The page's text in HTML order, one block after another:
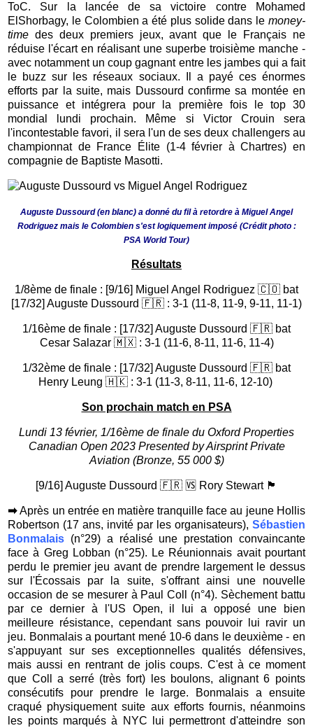
ToC. Sur la lancée de sa victoire contre Mohamed
ElShorbagy, le Colombien a été plus solide dans le money-
time des deux premiers jeux, avant que le Français ne
réduise l'écart en réalisant une superbe troisième manche -
avec notamment un coup gagnant entre les jambes qui a fait
le buzz sur les réseaux sociaux. Il a payé ces énormes
efforts par la suite, mais Dussourd confirme sa montée en
puissance et intégrera pour la première fois le top 30
mondial lundi prochain. Même si Victor Crouin sera
l'incontestable favori, il sera l'un de ses deux challengers au
championnat de France Élite (1-4 février à Chartres) en
compagnie de Baptiste Masotti.
Auguste Dussourd (en blanc) a donné du fil à retordre à Miguel Angel
Rodriguez mais le Colombien s'est logiquement imposé (Crédit photo :
PSA World Tour)
Résultats
1/8ème de finale : [9/16] Miguel Angel Rodriguez 🇨🇴 bat
[17/32] Auguste Dussourd 🇫🇷 : 3-1 (11-8, 11-9, 9-11, 11-1)
1/16ème de finale : [17/32] Auguste Dussourd 🇫🇷 bat
Cesar Salazar 🇲🇽 : 3-1 (11-6, 8-11, 11-6, 11-4)
1/32ème de finale : [17/32] Auguste Dussourd 🇫🇷 bat
Henry Leung 🇭🇰 : 3-1 (11-3, 8-11, 11-6, 12-10)
Son prochain match en PSA
Lundi 13 février, 1/16ème de finale du Oxford Properties
Canadian Open 2023 Presented by Airsprint Private
Aviation (Bronze, 55 000 $)
[9/16] Auguste Dussourd 🇫🇷 🆚 Rory Stewart 🏴󠁧󠁢󠁳󠁣󠁴󠁿
➡Après un entrée en matière tranquille face au jeune Hollis
Robertson (17 ans, invité par les organisateurs), Sébastien
Bonmalais (n°29) a réalisé une prestation convaincante
face à Greg Lobban (n°25). Le Réunionnais avait pourtant
perdu le premier jeu avant de prendre largement le dessus
sur l'Écossais par la suite, s'offrant ainsi une nouvelle
occasion de se mesurer à Paul Coll (n°4). Sèchement battu
par ce dernier à l'US Open, il lui a opposé une bien
meilleure résistance, cependant sans pouvoir lui ravir un
jeu. Bonmalais a pourtant mené 10-6 dans le deuxième - en
s'appuyant sur ses exceptionnelles qualités défensives,
mais aussi en rentrant de jolis coups. C'est à ce moment
que Coll a serré (très fort) les boulons, alignant 6 points
consécutifs pour prendre le large. Bonmalais a ensuite
craqué physiquement suite aux efforts fournis, néanmoins
les points marqués à NYC lui permettront d'atteindre son